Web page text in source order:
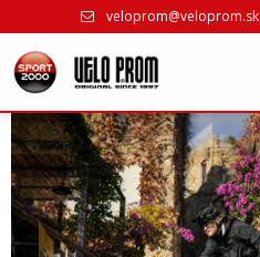
veloprom@veloprom.sk